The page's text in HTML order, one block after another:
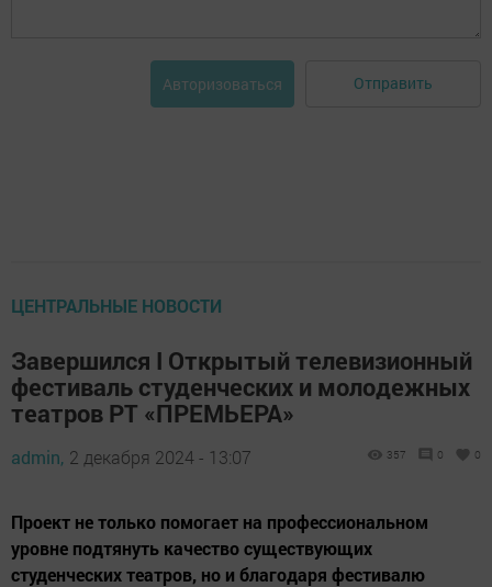
Авторизоваться Отправить
ЦЕНТРАЛЬНЫЕ НОВОСТИ
Завершился I Открытый телевизионный
фестиваль студенческих и молодежных
театров РТ «ПРЕМЬЕРА»
admin, 2 декабря 2024 - 13:07 357 0 0
Проект не только помогает на профессиональном
уровне подтянуть качество существующих
студенческих театров, но и благодаря фестивалю